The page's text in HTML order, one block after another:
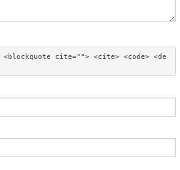
cite=""> <cite> <code> <de